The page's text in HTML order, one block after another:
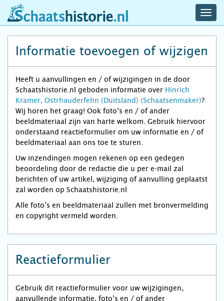
schaatshistorie.nl
Informatie toevoegen of wijzigen
Heeft u aanvullingen en / of wijzigingen in de door
Schaatshistorie.nl geboden informatie over Hinrich
Kramer, Ostrhauderfehn (Duitsland) (Schaatsenmaker)?
Wij horen het graag! Ook foto’s en / of ander
beeldmateriaal zijn van harte welkom. Gebruik hiervoor
onderstaand reactieformulier om uw informatie en / of
beeldmateriaal aan ons toe te sturen.
Uw inzendingen mogen rekenen op een gedegen
beoordeling door de redactie die u per e-mail zal
berichten of uw artikel, wijziging of aanvulling geplaatst
zal worden op Schaatshistorie.nl
Alle foto’s en beeldmateriaal zullen met bronvermelding
en copyright vermeld worden.
Reactieformulier
Gebruik dit reactieformulier voor uw wijzigingen,
aanvullende informatie, foto’s en / of ander